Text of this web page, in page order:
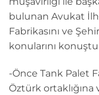
bulunan Avukat
Fabrikasını ve
konularını
-Önce Tank Palet
Öztürk